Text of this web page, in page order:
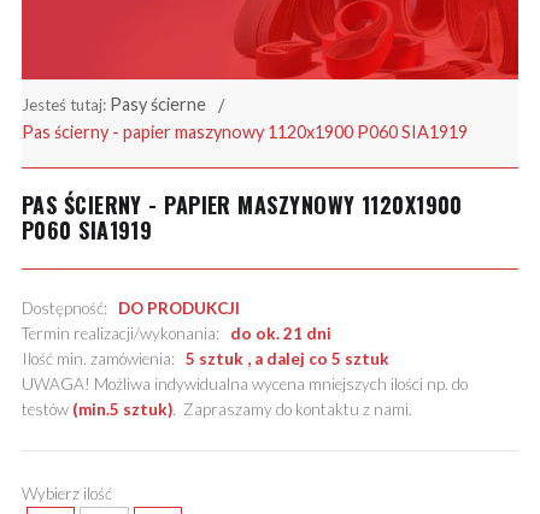
Jesteś tutaj: Pasy ścierne
Pas ścierny - papier maszynowy 1120x1900 P060 SIA1919
PAS ŚCIERNY - PAPIER MASZYNOWY 1120X1900
P060 SIA1919
Dostępność: DO PRODUKCJI
Termin realizacji/wykonania: do ok. 21 dni
Ilość min. zamówienia: 5 sztuk , a dalej co 5 sztuk
UWAGA! Możliwa indywidualna wycena mniejszych ilości np. do
testów (min.5 sztuk). Zapraszamy do kontaktu z nami.
Wybierz ilość